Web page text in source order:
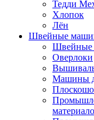
Тедди
Хлопок
Лён
Швейные
Оверлоки
Машины